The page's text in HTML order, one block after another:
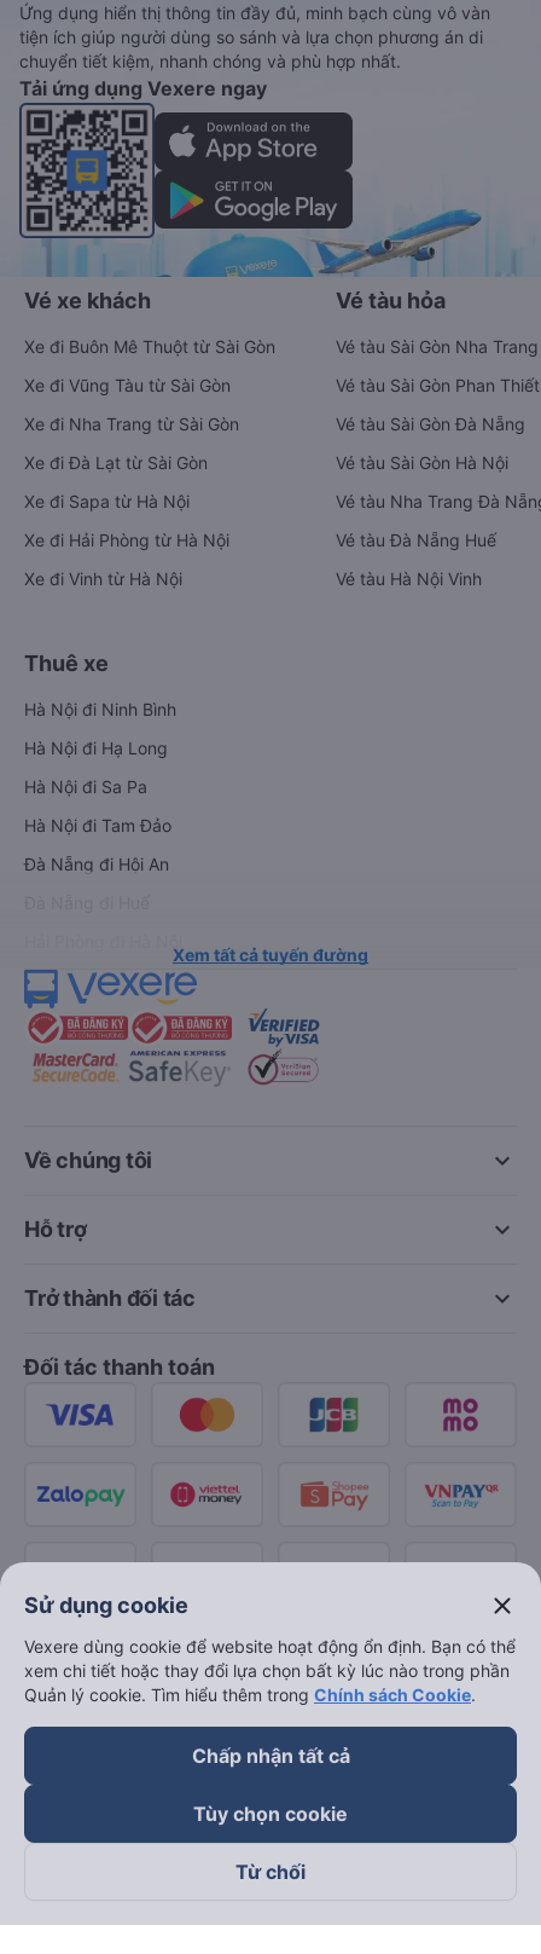
Ứng dụng hiển thị thông tin đầy đủ, minh bạch cùng vô vàn
tiện ích giúp người dùng so sánh và lựa chọn phương án di
chuyển tiết kiệm, nhanh chóng và phù hợp nhất.
Tải ứng dụng Vexere ngay
Vé xe khách
Xe đi Buôn Mê Thuột từ Sài Gòn
Xe đi Vũng Tàu từ Sài Gòn
Xe đi Nha Trang từ Sài Gòn
Xe đi Đà Lạt từ Sài Gòn
Xe đi Sapa từ Hà Nội
Xe đi Hải Phòng từ Hà Nội
Xe đi Vinh từ Hà Nội
Vé tàu hỏa
Vé tàu Sài Gòn Nha Trang
Vé tàu Sài Gòn Phan Thiết
Vé tàu Sài Gòn Đà Nẵng
Vé tàu Sài Gòn Hà Nội
Vé tàu Nha Trang Đà
Vé tàu Đà Nẵng Huế
Vé tàu Hà Nội Vinh
Thuê xe
Hà Nội đi Ninh Bình
Hà Nội đi Hạ Long
Hà Nội đi Sa Pa
Hà Nội đi Tam Đảo
Đà Nẵng đi Hội An
Xem tất cả tuyến đường
keyboard_arrow_down
Về chúng tôi
keyboard_arrow_down
Hỗ trợ
keyboard_arrow_down
Trở thành đối tác
Đối tác thanh toán
Theo dõi chúng tôi trên
Sử dụng cookie close
Vexere dùng cookie để website hoạt động ổn định. Bạn có thể
xem chi tiết hoặc thay đổi lựa chọn bất kỳ lúc nào trong phần
Quản lý cookie. Tìm hiểu thêm trong Chính sách Cookie.
Chấp nhận tất cả
Tùy chọn cookie
Từ chối